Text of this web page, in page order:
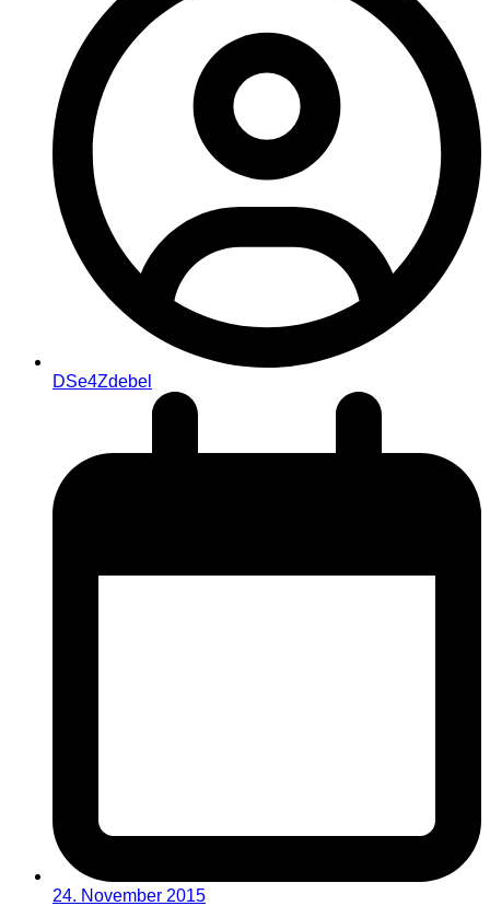
DSe4Zdebel
24. November 2015